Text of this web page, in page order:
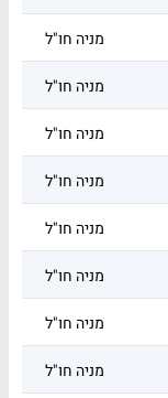
מניה חו"ל
מניה חו"ל
מניה חו"ל
מניה חו"ל
מניה חו"ל
מניה חו"ל
מניה חו"ל
מניה חו"ל